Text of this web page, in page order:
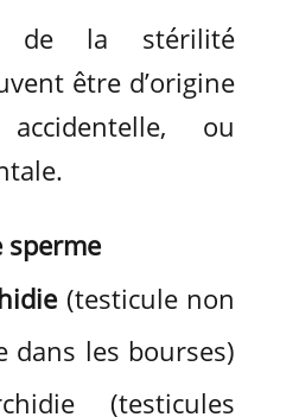
de la stérilité
être d’origine
accidentelle, ou
sperme
(testicule non
dans les bourses)
(testicules